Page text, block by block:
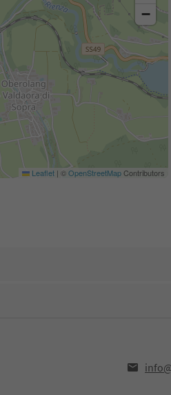
−
Leaflet | ©OpenStreetMapContributors